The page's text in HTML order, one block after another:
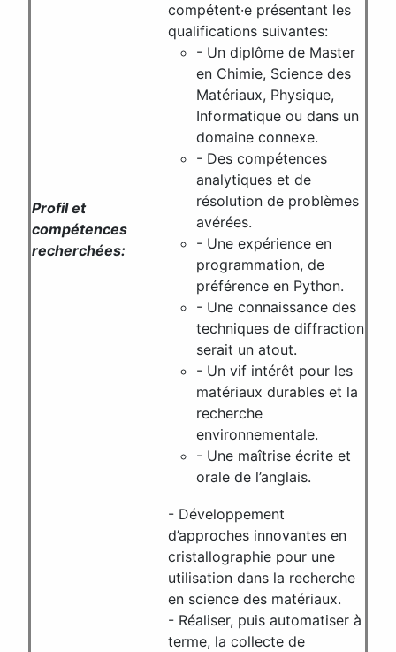
Profil et
compétences
recherchées:
compétent·e présentant les
qualifications suivantes:
- Un diplôme de Master
en Chimie, Science des
Matériaux, Physique,
Informatique ou dans un
domaine connexe.
- Des compétences
analytiques et de
résolution de problèmes
avérées.
- Une expérience en
programmation, de
préférence en Python.
- Une connaissance des
techniques de diffraction
serait un atout.
- Un vif intérêt pour les
matériaux durables et la
recherche
environnementale.
- Une maîtrise écrite et
orale de l’anglais.
- Développement
d’approches innovantes en
cristallographie pour une
utilisation dans la recherche
en science des matériaux.
- Réaliser, puis automatiser à
terme, la collecte de